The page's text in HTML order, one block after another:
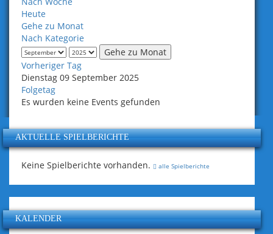
Heute
Gehe zu Monat
Nach Kategorie
Gehe zu Monat
Vorheriger Tag
Dienstag 09 September 2025
Folgetag
Es wurden keine Events gefunden
AKTUELLE SPIELBERICHTE
Keine Spielberichte vorhanden. alle Spielberichte
KALENDER